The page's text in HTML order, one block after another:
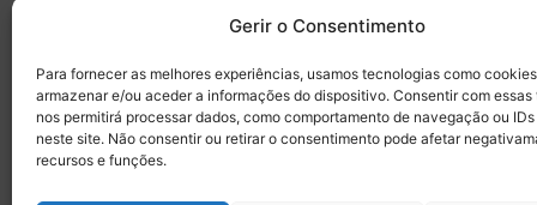
Gerir o Consentimento
Para fornecer as melhores experiências, usamos tecnologias como
armazenar e/ou aceder a informações do dispositivo. Consentir com
nos permitirá processar dados, como comportamento de navegação ou
neste site. Não consentir ou retirar o consentimento pode afetar
recursos e funções.
Medicamark
Contactos
Termos e condições
Política de Privacidade
Categorias
Dentisteria
Descartáveis/Não
Luvas